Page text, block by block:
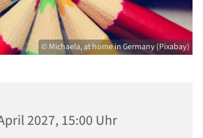
© Michaela, at home in Germany (Pixabay)
2027, 15:00 Uhr